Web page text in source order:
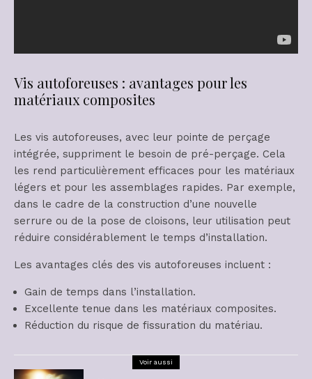
Vis autoforeuses : avantages pour les
matériaux composites
Les vis autoforeuses, avec leur pointe de perçage
intégrée, suppriment le besoin de pré-perçage. Cela
les rend particulièrement efficaces pour les matériaux
légers et pour les assemblages rapides. Par exemple,
dans le cadre de la construction d’une nouvelle
serrure ou de la pose de cloisons, leur utilisation peut
réduire considérablement le temps d’installation.
Les avantages clés des vis autoforeuses incluent :
Gain de temps dans l’installation.
Excellente tenue dans les matériaux composites.
Réduction du risque de fissuration du matériau.
Voir aussi